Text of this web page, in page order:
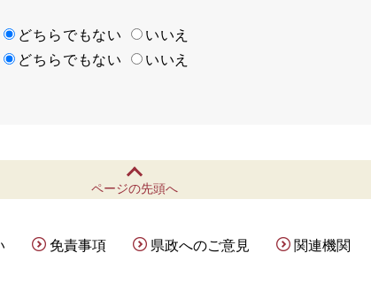
どちらでもない
いいえ
どちらでもない いいえ
ページの先頭へ
免責事項 県政へのご意見 関連機関